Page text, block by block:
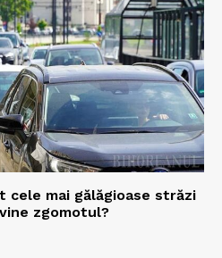
cele mai gălăgioase străzi
zgomotul?